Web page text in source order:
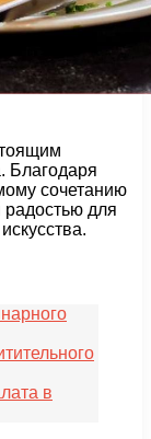
Благодаря
сочетанию
радостью для
в